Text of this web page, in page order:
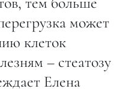
может
клеток
– стеатозу
Елена